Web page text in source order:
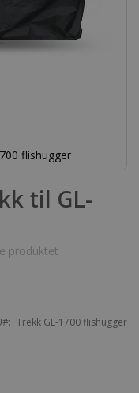
flishugger
til GL-
produktet
Trekk GL-1700 flishugger